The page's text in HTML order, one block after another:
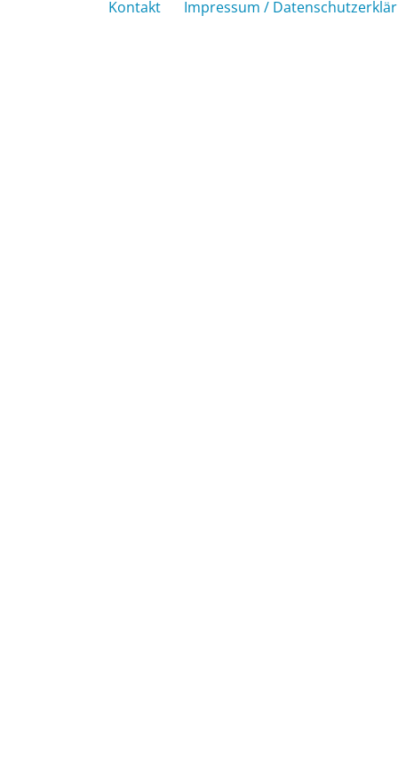
Kontakt Impressum /